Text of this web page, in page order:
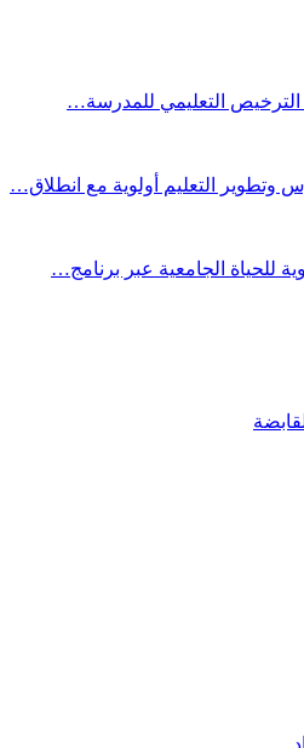
الترخيص التعليمي للمدرسة…
وتطوير التعليم أولوية مع انطلاق…
للحياة الجامعية عبر برنامج…